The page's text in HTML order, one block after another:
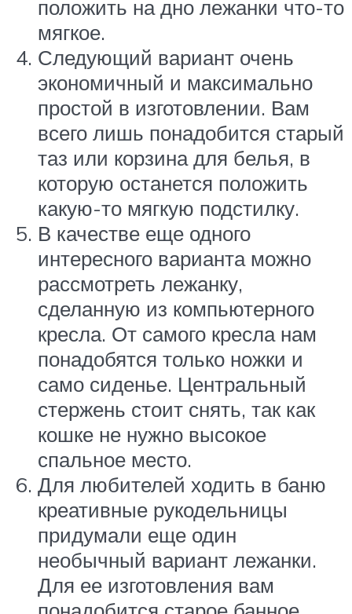
положить на дно лежанки что-то
мягкое.
Следующий вариант очень
экономичный и максимально
простой в изготовлении. Вам
всего лишь понадобится старый
таз или корзина для белья, в
которую останется положить
какую-то мягкую подстилку.
В качестве еще одного
интересного варианта можно
рассмотреть лежанку,
сделанную из компьютерного
кресла. От самого кресла нам
понадобятся только ножки и
само сиденье. Центральный
стержень стоит снять, так как
кошке не нужно высокое
спальное место.
Для любителей ходить в баню
креативные рукодельницы
придумали еще один
необычный вариант лежанки.
Для ее изготовления вам